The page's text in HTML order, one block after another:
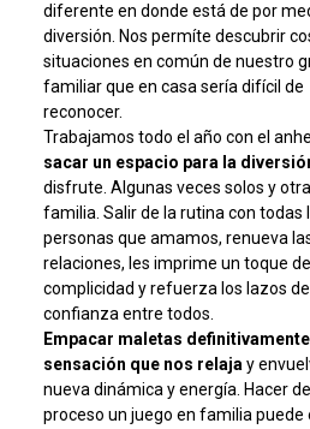
diferente en donde está de por
diversión. Nos permíte descubrir
situaciones en común de nuestro
familiar que en casa sería difícil de
reconocer.
Trabajamos todo el año con el
sacar un espacio para la
disfrute. Algunas veces solos y
familia. Salir de la rutina con todas
personas que amamos, renueva
relaciones, les imprime un toque de
complicidad y refuerza los lazos
confianza entre todos.
Empacar maletas
sensación que nos relaja y
nueva dinámica y energía. Hacer
proceso un juego en familia puede